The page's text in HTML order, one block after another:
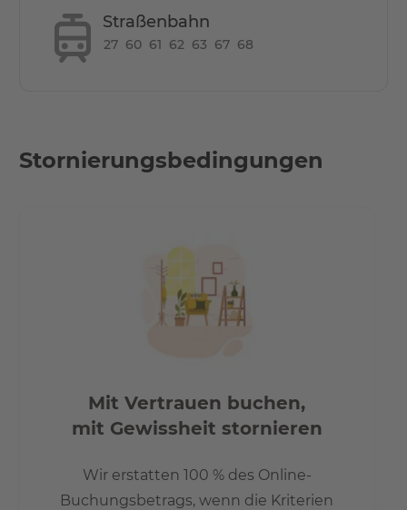
- S-Bahnhof Köpenick in 1,2 km Entfernung
- Berlin-Hbf ca. 30 Min. Fahrzeit
Straßenbahn
27 60 61 62 63 67 68
Stornierungsbedingungen
Mit Vertrauen buchen,
mit Gewissheit stornieren
Wir erstatten 100 % des Online-
Buchungsbetrags, wenn die Kriterien